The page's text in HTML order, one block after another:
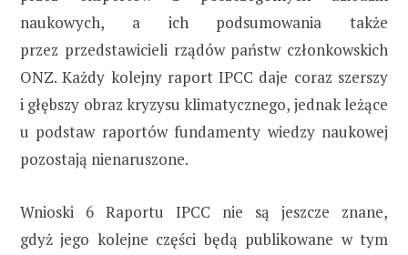
naukowych, a ich podsumowania także
przez przedstawicieli rządów państw członkowskich
ONZ. Każdy kolejny raport IPCC daje coraz szerszy
i głębszy obraz kryzysu klimatycznego, jednak leżące
u podstaw raportów fundamenty wiedzy naukowej
pozostają nienaruszone.
Wnioski 6 Raportu IPCC nie są jeszcze znane,
gdyż jego kolejne części będą publikowane w tym